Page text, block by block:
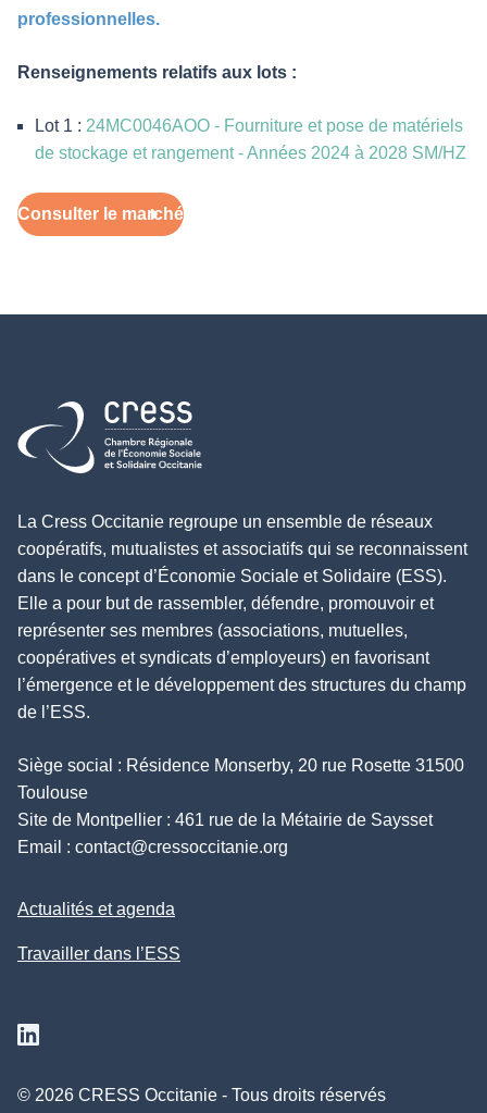
professionnelles.
Renseignements relatifs aux lots :
Lot 1 : 24MC0046AOO - Fourniture et pose de matériels
de stockage et rangement - Années 2024 à 2028 SM/HZ
Consulter le marché
Retour à l'accueil
La Cress Occitanie regroupe un ensemble de réseaux
coopératifs, mutualistes et associatifs qui se reconnaissent
dans le concept d’Économie Sociale et Solidaire (ESS).
Elle a pour but de rassembler, défendre, promouvoir et
représenter ses membres (associations, mutuelles,
coopératives et syndicats d’employeurs) en favorisant
l’émergence et le développement des structures du champ
de l’ESS.
Siège social : Résidence Monserby, 20 rue Rosette 31500
Toulouse
Site de Montpellier : 461 rue de la Métairie de Saysset
Email : contact@cressoccitanie.org
Actualités et agenda
Travailler dans l’ESS
© 2026 CRESS Occitanie - Tous droits réservés